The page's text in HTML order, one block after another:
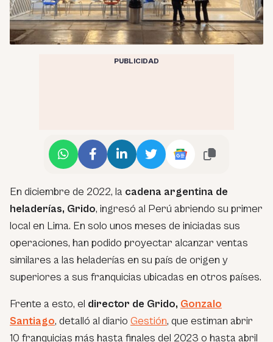
PUBLICIDAD
En diciembre de 2022, la cadena argentina de
heladerías, Grido, ingresó al Perú abriendo su primer
local en Lima. En solo unos meses de iniciadas sus
operaciones, han podido proyectar alcanzar ventas
similares a las heladerías en su país de origen y
superiores a sus franquicias ubicadas en otros países.
Frente a esto, el director de Grido, Gonzalo
Santiago, detalló al diario Gestión, que estiman abrir
10 franquicias más hasta finales del 2023 o hasta abril